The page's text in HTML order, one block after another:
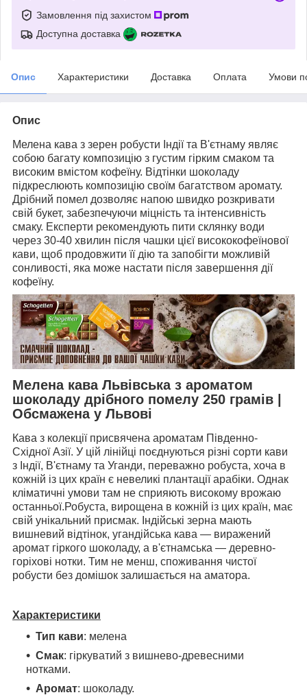
Замовлення під захистом
Доступна доставка
Опис Характеристики Доставка Оплата Умови
Опис
Мелена кава з зерен робусти Індії та В'єтнаму являє
собою багату композицію з густим гірким смаком та
високим вмістом кофеїну. Відтінки шоколаду
підкреслюють композицію своїм багатством аромату.
Дрібний помел дозволяє напою швидко розкривати
свій букет, забезпечуючи міцність та інтенсивність
смаку. Експерти рекомендують пити склянку води
через 30-40 хвилин після чашки цієї висококофеїнової
кави, щоб продовжити її дію та запобігти можливій
сонливості, яка може настати після завершення дії
кофеїну.
Мелена кава Львівська з ароматом
шоколаду дрібного помелу 250 грамів |
Обсмажена у Львові
Кава з колекції присвячена ароматам Південно-
Східної Азії. У цій лінійці поєднуються різні сорти кави
з Індії, В'єтнаму та Уганди, переважно робуста, хоча в
кожній із цих країн є невеликі плантації арабіки. Однак
кліматичні умови там не сприяють високому врожаю
останньої.Робуста, вирощена в кожній із цих країн, має
свій унікальний присмак. Індійські зерна мають
вишневий відтінок, угандійська кава — виражений
аромат гіркого шоколаду, а в'єтнамська — деревно-
горіхові нотки. Тим не менш, споживання чистої
робусти без домішок залишається на аматора.
Характеристики
Тип кави: мелена
Смак: гіркуватий з вишнево-древесними
нотками.
Аромат: шоколаду.